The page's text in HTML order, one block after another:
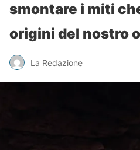
smontare i miti
origini del nostro
La Redazione